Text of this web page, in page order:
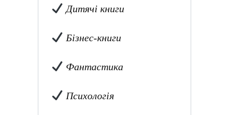
Дитячі книги
Бізнес-книги
Фантастика
Психологія